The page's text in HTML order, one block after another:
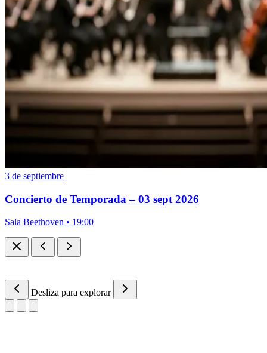
3 de septiembre
Concierto de Temporada – 03 sept 2026
Sala Beethoven • 19:00
Desliza para explorar